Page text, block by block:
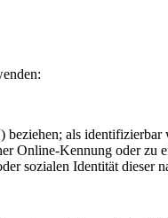
als
Online-Kennung oder zu
sozialen Identität dieser